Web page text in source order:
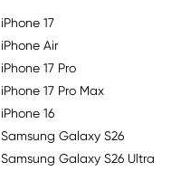
iPhone 17
iPhone Air
iPhone 17 Pro
iPhone 17 Pro Max
iPhone 16
Samsung Galaxy S26
Samsung Galaxy S26 Ultra